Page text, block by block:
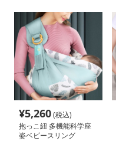
¥5,260(税込)
抱っこ紐 多機能科学座
姿ベビースリング